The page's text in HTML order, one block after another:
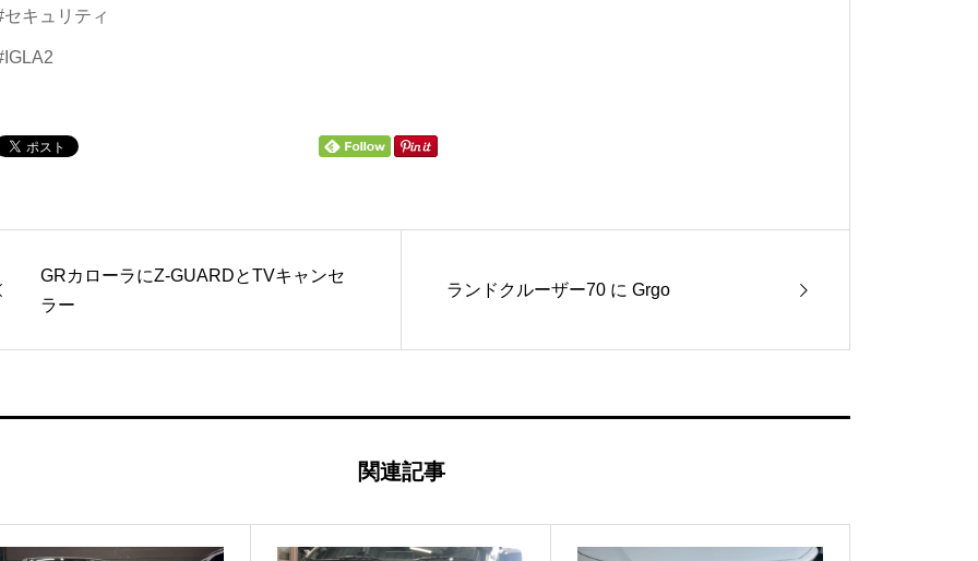
セキュリティ
GRカローラにZ-GUARDとTVキャンセ
ラー
ランドクルーザー70 に Grgo
関連記事